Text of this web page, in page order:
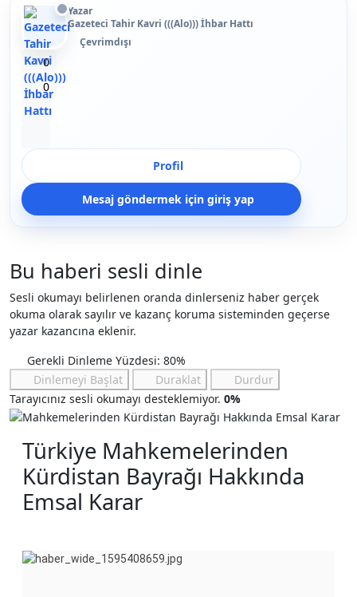
Yazar
Gazeteci Tahir Kavri (((Alo))) İhbar Hattı
Çevrimdışı
Beğen
0
Beğenmeme
0
Yer İmi
Profil
Mesaj göndermek için giriş yap
Bu haberi sesli dinle
Sesli okumayı belirlenen oranda dinlerseniz haber gerçek
okuma olarak sayılır ve kazanç koruma sisteminden geçerse
yazar kazancına eklenir.
Gerekli Dinleme Yüzdesi: 80%
Dinlemeyi Başlat
Duraklat
Durdur
Tarayıcınız sesli okumayı desteklemiyor. 0%
Türkiye Mahkemelerinden
Kürdistan Bayrağı Hakkında
Emsal Karar